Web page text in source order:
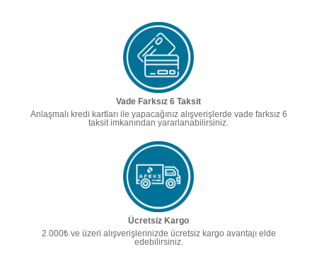
Vade Farksız 6 Taksit
Anlaşmalı kredi kartları ile yapacağınız alışverişlerde vade farksız 6
taksit imkanından yararlanabilirsiniz.
Ücretsiz Kargo
2.000₺ ve üzeri alışverişlerinizde ücretsiz kargo avantajı elde
edebilirsiniz.